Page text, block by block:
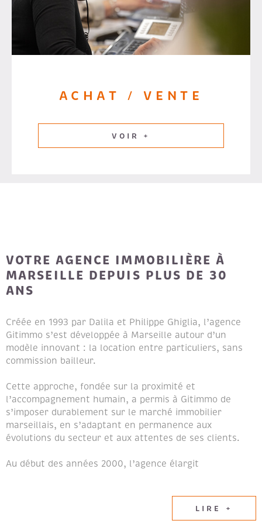
ACHAT / VENTE
VOIR +
VOTRE AGENCE IMMOBILIÈRE À
MARSEILLE DEPUIS PLUS DE 30
ANS
Créée en 1993 par Dalila et Philippe Ghiglia, l’agence
Gitimmo s’est développée à Marseille autour d’un
modèle innovant : la location entre particuliers, sans
commission bailleur.
Cette approche, fondée sur la proximité et
l’accompagnement humain, a permis à Gitimmo de
s’imposer durablement sur le marché immobilier
marseillais, en s’adaptant en permanence aux
évolutions du secteur et aux attentes de ses clients.
Au début des années 2000, l’agence élargit
LIRE +